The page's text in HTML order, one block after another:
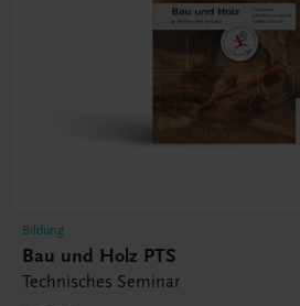
Bildung
Bau und Holz PTS
Technisches Seminar